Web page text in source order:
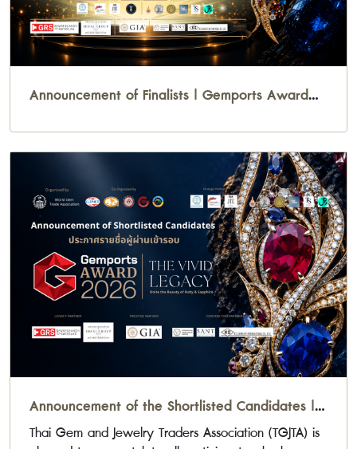
Announcement of Finalists | Gemports Award
Announcement of the Shortlisted Candidates |
Gemports Award 2026
Thai Gem and Jewelry Traders Association (TGJTA) is